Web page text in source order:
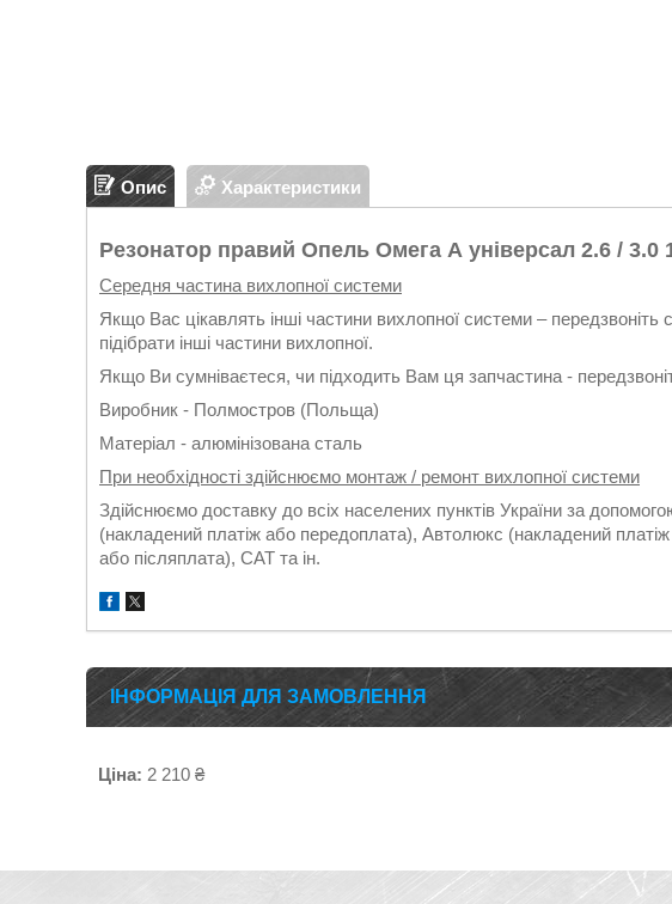
Опис Характеристики
Резонатор правий Опель Омега А універсал 2.6 / 3.0
Середня частина вихлопної системи
Якщо Вас цікавлять інші частини вихлопної системи –
підібрати інші частини вихлопної.
Якщо Ви сумніваєтеся, чи підходить Вам ця запчастина -
Виробник - Полмостров (Польща)
Матеріал - алюмінізована сталь
При необхідності здійснюємо монтаж / ремонт вихлопної системи
Здійснюємо доставку до всіх населених пунктів України за
(накладений платіж або передоплата), Автолюкс (накладений
або післяплата), САТ та ін.
ІНФОРМАЦІЯ ДЛЯ ЗАМОВЛЕННЯ
Ціна: 2 210 ₴